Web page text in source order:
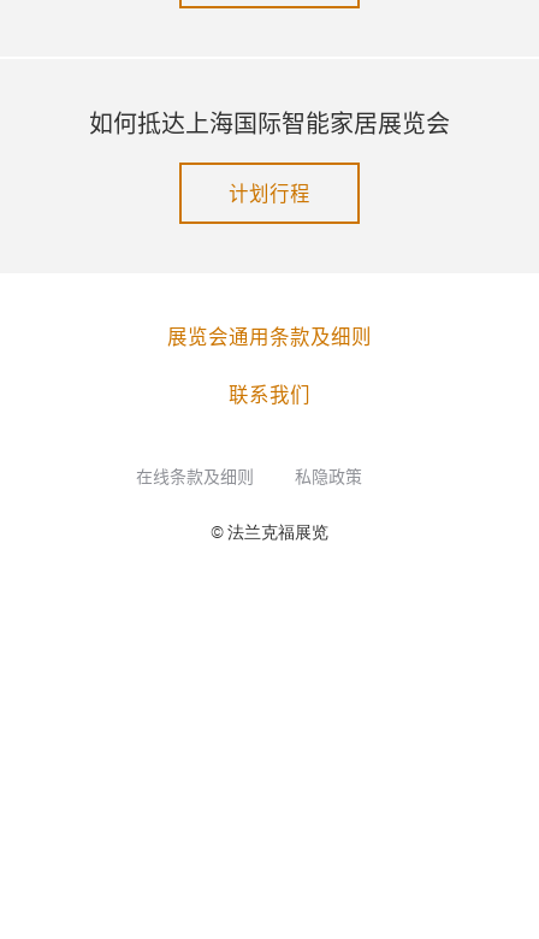
如何抵达上海国际智能家居展览会
计划行程
展览会通用条款及细则
联系我们
在线条款及细则 私隐政策
© 法兰克福展览